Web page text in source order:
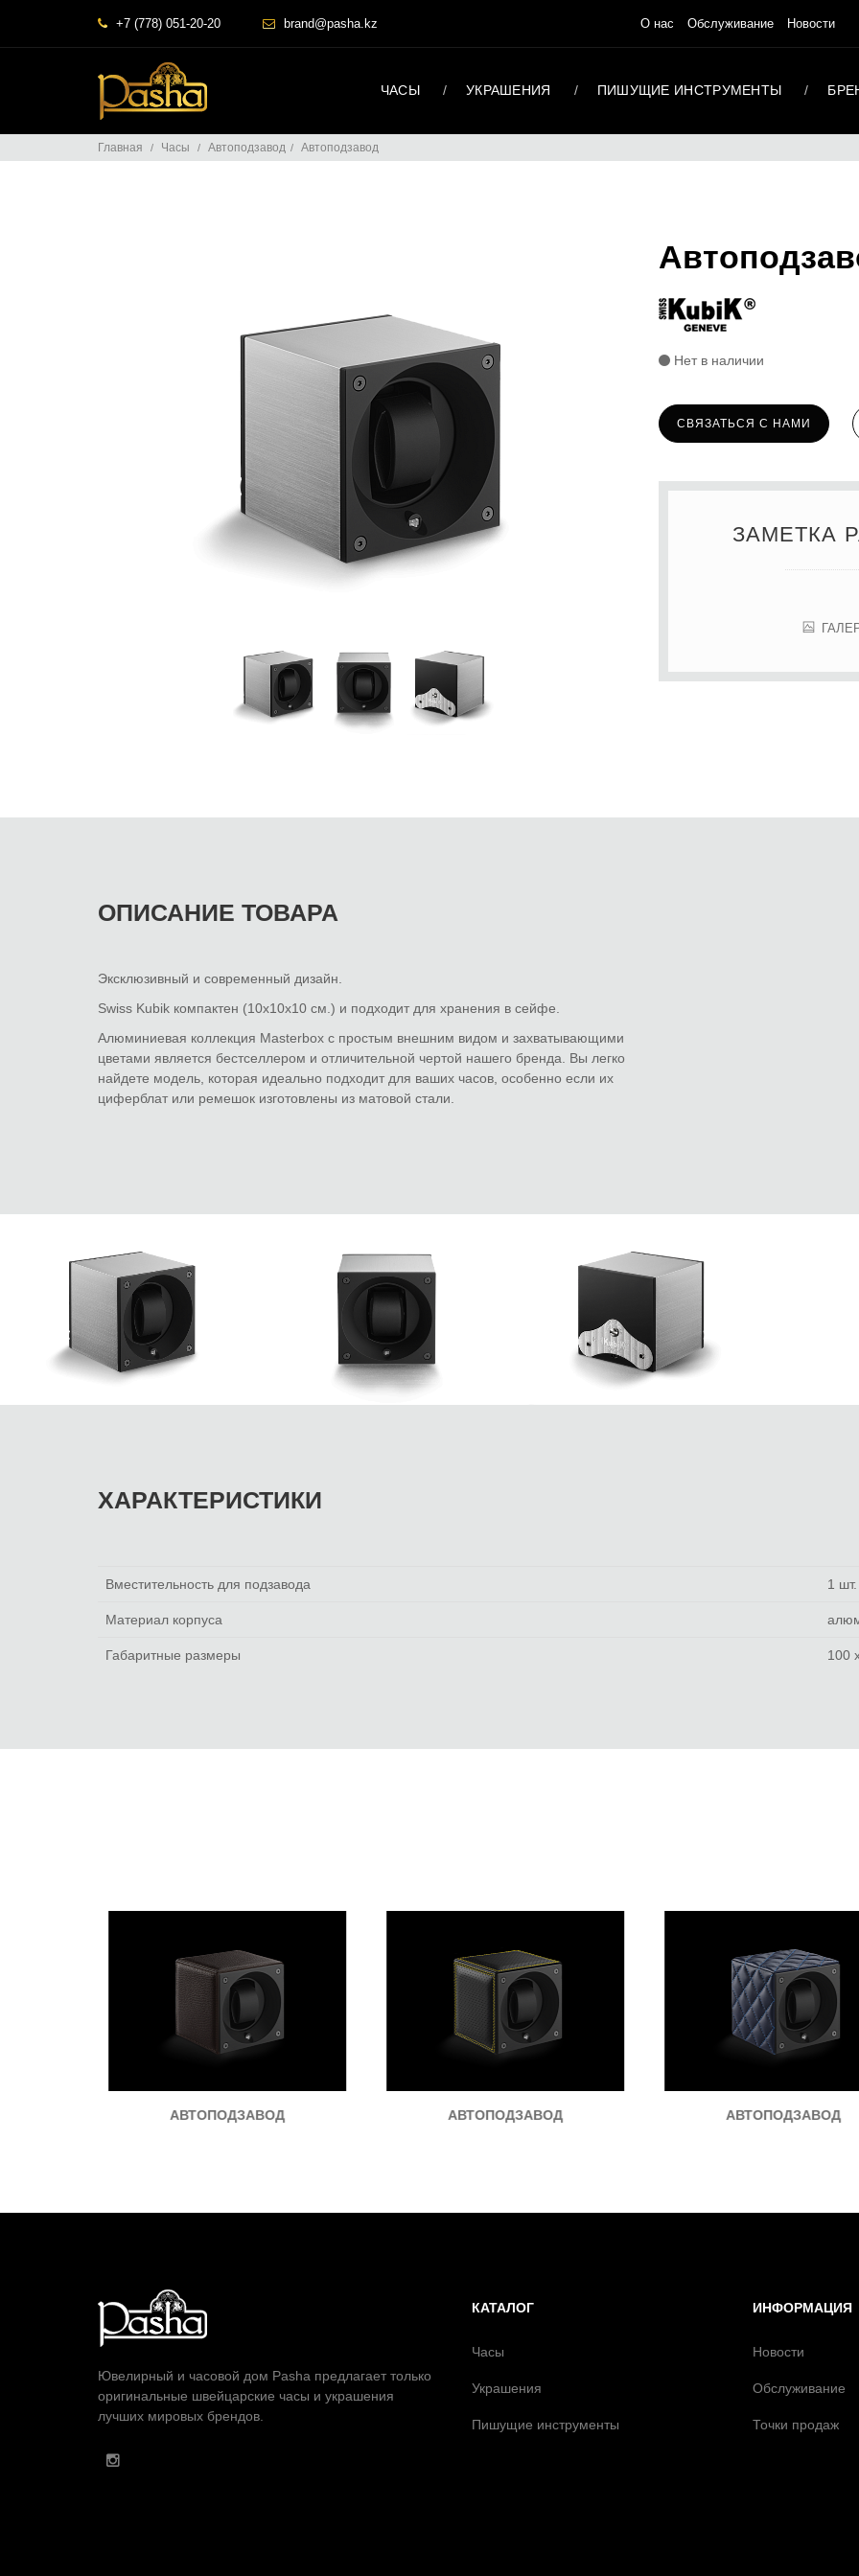
+7 (778) 051-20-20 brand@pasha.kz О нас Обслуживание Новости
ЧАСЫ УКРАШЕНИЯ ПИШУЩИЕ ИНСТРУМЕНТЫ
Главная Часы Автоподзавод Автоподзавод
Нет в наличии
СВЯЗАТЬСЯ С НАМИ
ЗАМЕТКА
ОПИСАНИЕ ТОВАРА
Эксклюзивный и современный дизайн.
Swiss Kubik компактен (10х10х10 см.) и подходит для хранения в сейфе.
Алюминиевая коллекция Masterbox с простым внешним видом и захватывающими
цветами является бестселлером и отличительной чертой нашего бренда. Вы легко
найдете модель, которая идеально подходит для ваших часов, особенно если их
циферблат или ремешок изготовлены из матовой стали.
ХАРАКТЕРИСТИКИ
Вместительность для подзавода 1 шт.
Материал корпуса
Габаритные размеры 100
АВТОПОДЗАВОД АВТОПОДЗАВОД АВТОПОДЗАВОД
Ювелирный и часовой дом Pasha предлагает только
оригинальные швейцарские часы и украшения
лучших мировых брендов.
КАТАЛОГ
Часы
Украшения
Пишущие инструменты
ИНФОРМАЦИЯ
Новости
Обслуживание
Точки продаж